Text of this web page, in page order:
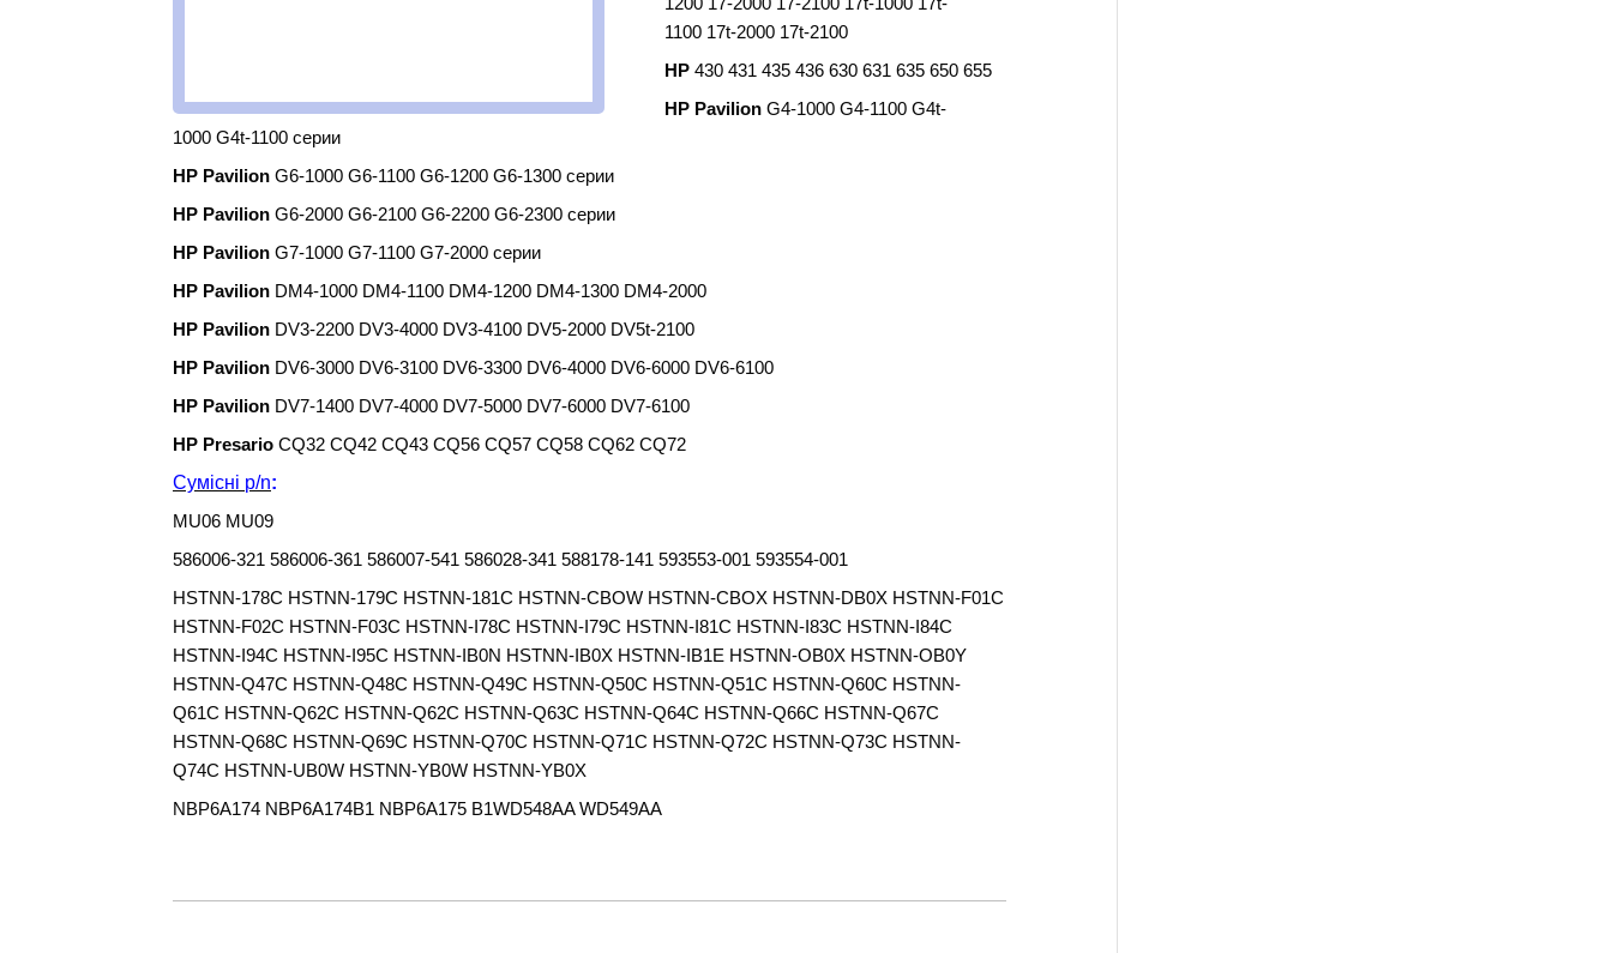
1100 17t-2000 17t-2100
HP 430 431 435 436 630 631 635 650 655
HP Pavilion G4-1000 G4-1100 G4t-
1000 G4t-1100 серии
HP Pavilion G6-1000 G6-1100 G6-1200 G6-1300 серии
HP Pavilion G6-2000 G6-2100 G6-2200 G6-2300 серии
HP Pavilion G7-1000 G7-1100 G7-2000 серии
HP Pavilion DM4-1000 DM4-1100 DM4-1200 DM4-1300 DM4-2000
HP Pavilion DV3-2200 DV3-4000 DV3-4100 DV5-2000 DV5t-2100
HP Pavilion DV6-3000 DV6-3100 DV6-3300 DV6-4000 DV6-6000 DV6-6100
HP Pavilion DV7-1400 DV7-4000 DV7-5000 DV7-6000 DV7-6100
HP Presario CQ32 CQ42 CQ43 CQ56 CQ57 CQ58 CQ62 CQ72
Сумісні p/n:
MU06 MU09
586006-321 586006-361 586007-541 586028-341 588178-141 593553-001 593554-001
HSTNN-178C HSTNN-179C HSTNN-181C HSTNN-CBOW HSTNN-CBOX HSTNN-DB0X HSTNN-F01C
HSTNN-F02C HSTNN-F03C HSTNN-I78C HSTNN-I79C HSTNN-I81C HSTNN-I83C HSTNN-I84C
HSTNN-I94C HSTNN-I95C HSTNN-IB0N HSTNN-IB0X HSTNN-IB1E HSTNN-OB0X HSTNN-OB0Y
HSTNN-Q47C HSTNN-Q48C HSTNN-Q49C HSTNN-Q50C HSTNN-Q51C HSTNN-Q60C HSTNN-
Q61C HSTNN-Q62C HSTNN-Q62C HSTNN-Q63C HSTNN-Q64C HSTNN-Q66C HSTNN-Q67C
HSTNN-Q68C HSTNN-Q69C HSTNN-Q70C HSTNN-Q71C HSTNN-Q72C HSTNN-Q73C HSTNN-
Q74C HSTNN-UB0W HSTNN-YB0W HSTNN-YB0X
NBP6A174 NBP6A174B1 NBP6A175 B1WD548AA WD549AA